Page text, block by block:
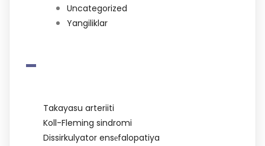
Uncategorized
Yangiliklar
-
Takayasu arteriiti
Koll-Fleming sindromi
Dissirkulyator ensеfalopatiya